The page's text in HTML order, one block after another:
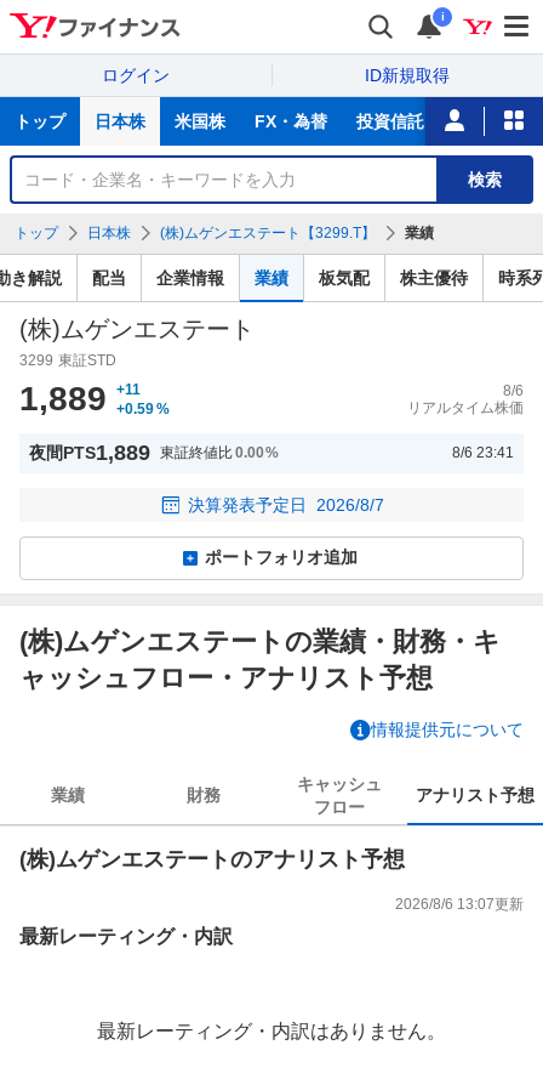
i
ログイン ID新規取得
サ
トップ 日本株 米国株 FX・為替 投資信託 ニュース
銘
検
索
検索
トップ 日本株 (株)ムゲンエステート【3299.T】 業績
き解説 配当 企業情報 業績 板気配 株主優待 時系
(株)ムゲンエステート
3299 東証STD
1,889
+11
+0.59%
8/6
リアルタイム株価
夜間PTS1,889 東証終値比0.00% 8/6 23:41
決算発表予定日 2026/8/7
ポートフォリオ追加
(株)ムゲンエステートの業績・財務・キ
ャッシュフロー・アナリスト予想
情報提供元について
業績 財務
キャッシュ
フロー
アナリスト予想
(株)ムゲンエステートのアナリスト予想
2026/8/6 13:07更新
最新レーティング・内訳
最新レーティング・内訳はありません。